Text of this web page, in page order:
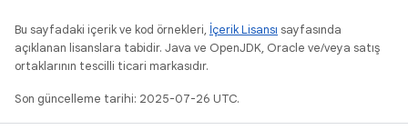
Bu sayfadaki içerik ve kod örnekleri, İçerik Lisansı sayfasında
açıklanan lisanslara tabidir. Java ve OpenJDK, Oracle ve/veya satış
ortaklarının tescilli ticari markasıdır.
Son güncelleme tarihi: 2025-07-26 UTC.